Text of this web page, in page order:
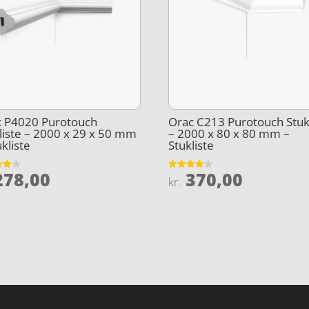
P4020 Purotouch
– 2000 x 29 x 50 mm
Orac C213 Purotouch
– 2000 x 80 x 80 mm –
Stukliste
Vurderet
3.9
kr. 370,00